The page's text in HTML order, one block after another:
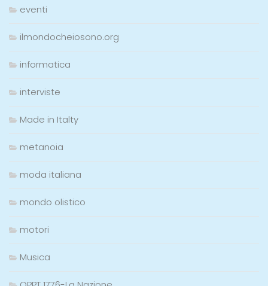
eventi
ilmondocheiosono.org
informatica
interviste
Made in Italty
metanoia
moda italiana
mondo olistico
motori
Musica